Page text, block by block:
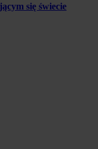
się świecie